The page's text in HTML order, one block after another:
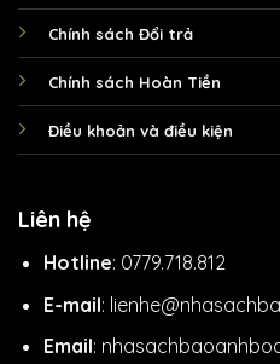
Chính sách Đổi trả
Chính sách Hoàn Tiền
Điều khoản và điều kiện
Liên hệ
Hotline: 0779.718.812
E-mail:
Email: